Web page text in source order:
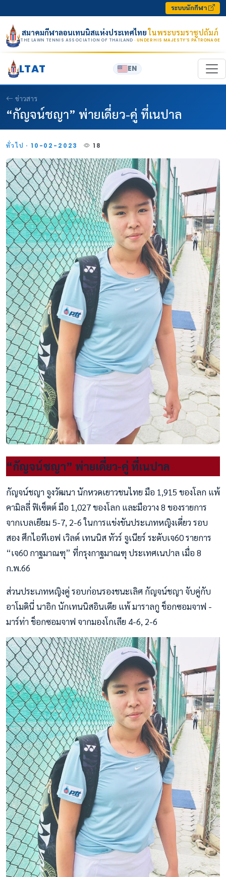
ระบบนักกีฬา
สมาคมกีฬาลอนเทนนิสแห่งประเทศไทยในพระบรมราชูปถัมภ์
THE LAWN TENNIS ASSOCIATION OF THAILAND · UNDER HIS MAJESTY’S PATRONAGE
LTAT EN
ข่าวสาร
“กัญจน์ชญา” พ่ายเดี่ยว-คู่ ที่เนปาล
ทั่วไป · 10-02-2023 18
“กัญจน์ชญา” พ่ายเดี่ยว-คู่ ที่เนปาล
กัญจน์ชญา จูงวัฒนา นักหวดเยาวชนไทย มือ 1,915 ของโลก แพ้
คามิลลี่ ฟิเซ็ตต์ มือ 1,027 ของโลก และมือวาง 8 ของรายการ
จากเบลเยียม 5-7, 2-6 ในการแข่งขันประเภทหญิงเดี่ยว รอบ
สอง ศึกไอทีเอฟ เวิลด์ เทนนิส ทัวร์ จูเนียร์ ระดับเจ60 รายการ
“เจ60 กาฐมาณฑุ” ที่กรุงกาฐมาณฑุ ประเทศเนปาล เมื่อ 8
ก.พ.66
ส่วนประเภทหญิงคู่ รอบก่อนรองชนะเลิศ กัญจน์ชญา จับคู่กับ
อาโมดินี่ นาอิก นักเทนนิสอินเดีย แพ้ มาราลกู ช็อกซอมจาฟ -
มาร์ท่า ช็อกซอมจาฟ จากมองโกเลีย 4-6, 2-6